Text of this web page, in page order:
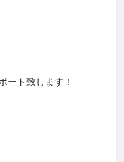
ート致します！